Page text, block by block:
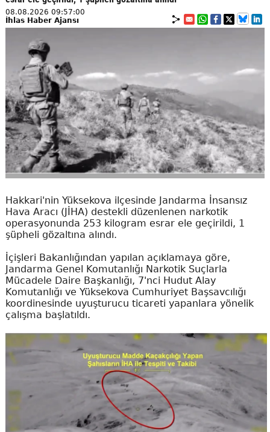
08.08.2026 09:57:00
İhlas Haber Ajansı
Hakkari'nin Yüksekova ilçesinde Jandarma İnsansız
Hava Aracı (JİHA) destekli düzenlenen narkotik
operasyonunda 253 kilogram esrar ele geçirildi, 1
şüpheli gözaltına alındı.
İçişleri Bakanlığından yapılan açıklamaya göre,
Jandarma Genel Komutanlığı Narkotik Suçlarla
Mücadele Daire Başkanlığı, 7'nci Hudut Alay
Komutanlığı ve Yüksekova Cumhuriyet Başsavcılığı
koordinesinde uyuşturucu ticareti yapanlara yönelik
çalışma başlatıldı.